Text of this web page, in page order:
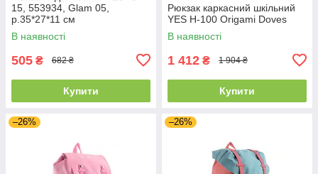
15, 553934, Glam 05,
р.35*27*11 см
В наявності
505 ₴ 682 ₴
Купити
Рюкзак каркасний шкільний
YES H-100 Origami Doves
В наявності
1 412 ₴ 1 904 ₴
Купити
–26% –26%